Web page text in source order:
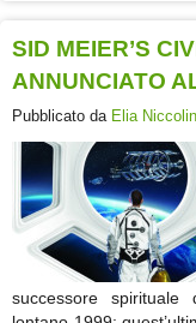
SID MEIER’S
ANNUNCIATO
Pubblicato da Elia
successore